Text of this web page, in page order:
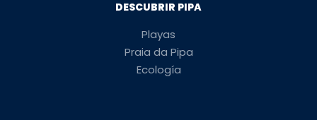
DESCUBRIR PIPA
Playas
Praia da Pipa
Ecología